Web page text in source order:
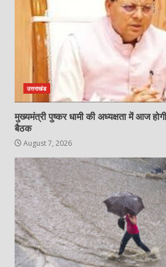
उत्तराखंड
मुख्यमंत्री पुष्कर धामी की अध्यक्षता में आज
बैठक
August 7, 2026